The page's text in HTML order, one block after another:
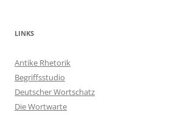
LINKS
Antike Rhetorik
Begriffsstudio
Deutscher Wortschatz
Die Wortwarte